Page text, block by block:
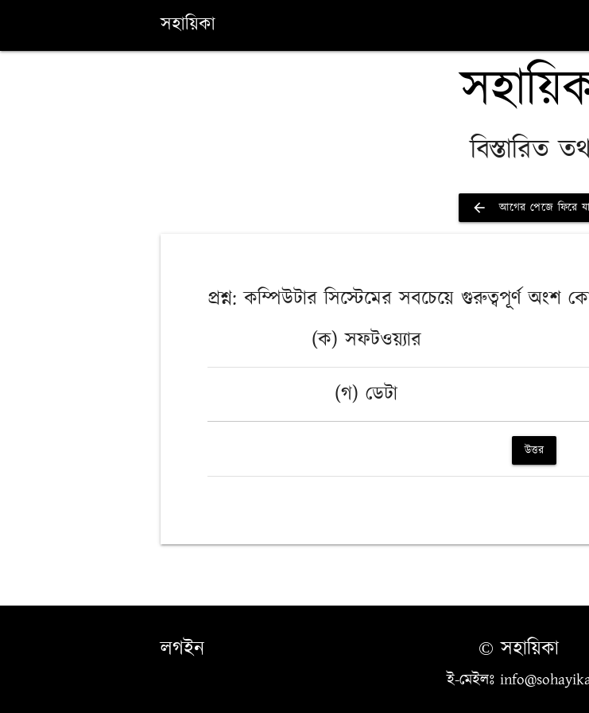
সহায়িকা
বিস্তারিত
arrow_back আগের পেজে ফিরে
প্রশ্ন: কম্পিউটার সিস্টেমের সবচেয়ে গুরুত্বপূর্ণ অংশ
(ক) সফটওয়্যার
(গ) ডেটা
উত্তর
লগইন © সহায়িকা
ই-মেইলঃ